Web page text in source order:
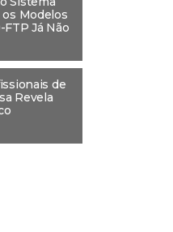
Modelos
Já Não
de
Revela